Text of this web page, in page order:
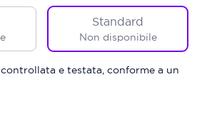
Standard
Non disponibile
e testata, conforme a un